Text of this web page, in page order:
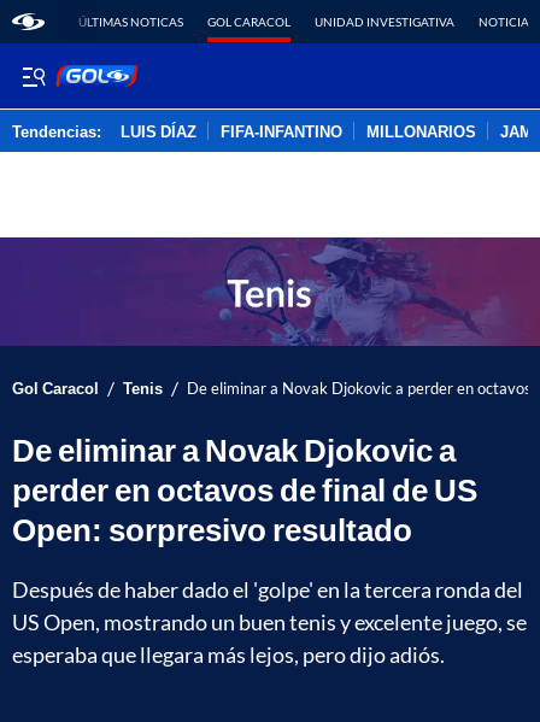
ÚLTIMAS NOTICAS GOL CARACOL UNIDAD INVESTIGATIVA NOTICIAS
Tendencias: LUIS DÍAZ FIFA-INFANTINO MILLONARIOS
Gol Caracol / Tenis / De eliminar a Novak Djokovic a perder en octavos
De eliminar a Novak Djokovic a
perder en octavos de final de US
Open: sorpresivo resultado
Después de haber dado el 'golpe' en la tercera ronda del
US Open, mostrando un buen tenis y excelente juego, se
esperaba que llegara más lejos, pero dijo adiós.